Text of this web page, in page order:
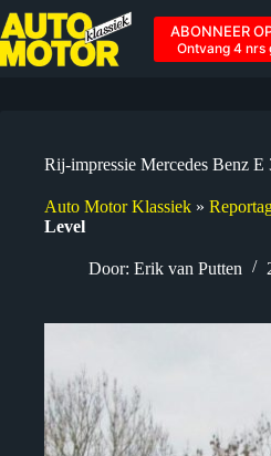
Ga
naar
de
inhoud
ABONNEER
Ontvang 4 nrs
Rij-impressie Mercedes Benz
Auto Motor Klassiek »
Level
Door: Erik van Putten